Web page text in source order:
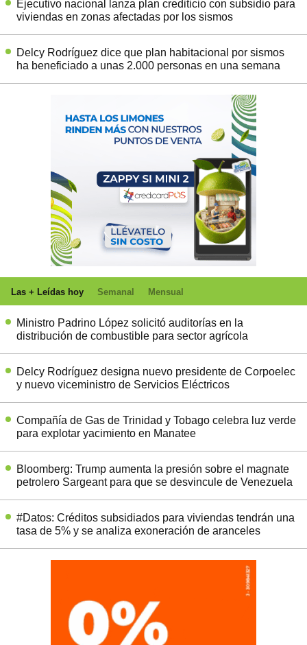
Ejecutivo nacional lanza plan crediticio con subsidio para
viviendas en zonas afectadas por los sismos
Delcy Rodríguez dice que plan habitacional por sismos
ha beneficiado a unas 2.000 personas en una semana
Las + Leídas hoy Semanal Mensual
Ministro Padrino López solicitó auditorías en la
distribución de combustible para sector agrícola
Delcy Rodríguez designa nuevo presidente de Corpoelec
y nuevo viceministro de Servicios Eléctricos
Compañía de Gas de Trinidad y Tobago celebra luz verde
para explotar yacimiento en Manatee
Bloomberg: Trump aumenta la presión sobre el magnate
petrolero Sargeant para que se desvincule de Venezuela
#Datos: Créditos subsidiados para viviendas tendrán una
tasa de 5% y se analiza exoneración de aranceles